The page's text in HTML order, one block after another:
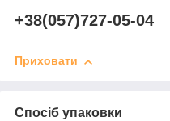
+38(057)727-05-04
Приховати
Спосіб упаковки